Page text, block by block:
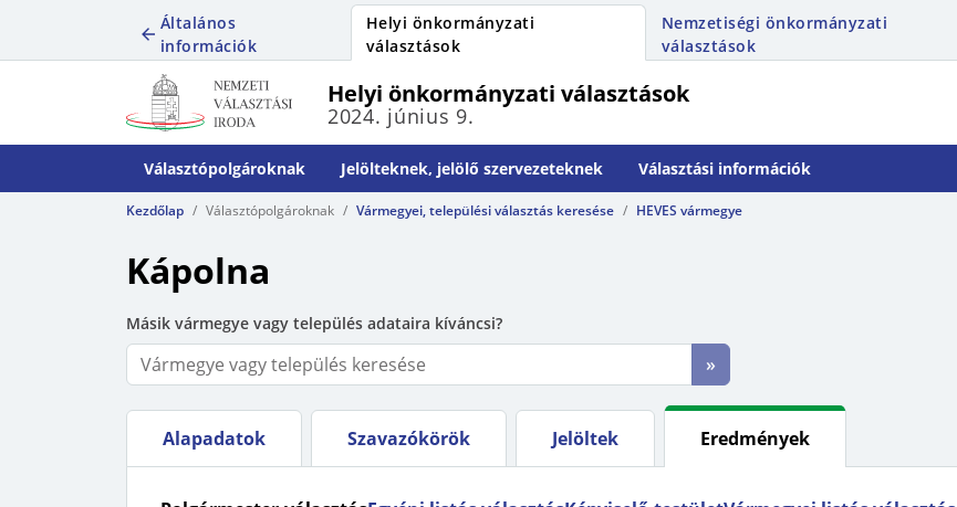
Általános
információk
Helyi önkormányzati
választások
Nemzetiségi önkormányzati
választások
Helyi önkormányzati választások
2024. június 9.
Választópolgároknak Jelölteknek, jelölő szervezeteknek Választási információk
Kezdőlap Választópolgároknak Vármegyei, települési választás keresése HEVES vármegye
Kápolna
Másik vármegye vagy település adataira kíváncsi?
»
Alapadatok Szavazókörök Jelöltek Eredmények